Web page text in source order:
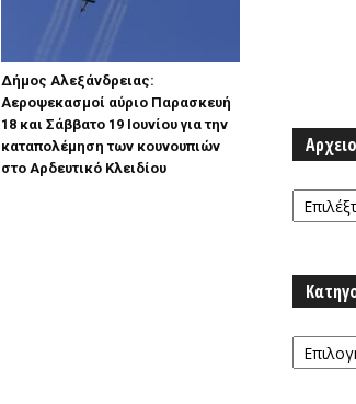
Δήμος Αλεξάνδρειας:
Αεροψεκασμοί αύριο Παρασκευή
18 και Σάββατο 19 Ιουνίου για την
καταπολέμηση των κουνουπιών
στο Αρδευτικό Κλειδίου